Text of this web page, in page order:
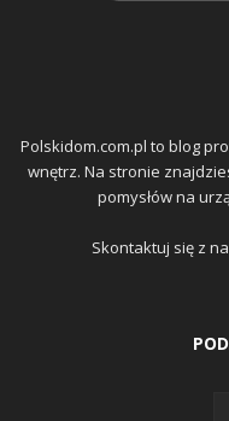
Polskidom.com.pl to blog
wnętrz. Na stronie
pomysłów na
Skontaktuj się z